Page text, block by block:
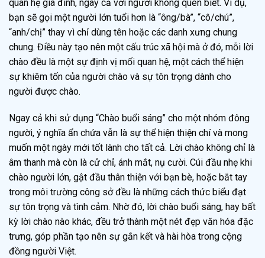
quan hệ gia đình, ngay cả với người không quen biết. Ví dụ,
bạn sẽ gọi một người lớn tuổi hơn là “ông/bà”, “cô/chú”,
“anh/chị” thay vì chỉ dùng tên hoặc các danh xưng chung
chung. Điều này tạo nên một cấu trúc xã hội mà ở đó, mỗi lời
chào đều là một sự định vị mối quan hệ, một cách thể hiện
sự khiêm tốn của người chào và sự tôn trọng dành cho
người được chào.
Ngay cả khi sử dụng “Chào buổi sáng” cho một nhóm đông
người, ý nghĩa ẩn chứa vẫn là sự thể hiện thiện chí và mong
muốn một ngày mới tốt lành cho tất cả. Lời chào không chỉ là
âm thanh mà còn là cử chỉ, ánh mắt, nụ cười. Cúi đầu nhẹ khi
chào người lớn, gật đầu thân thiện với bạn bè, hoặc bắt tay
trong môi trường công sở đều là những cách thức biểu đạt
sự tôn trọng và tình cảm. Nhờ đó, lời chào buổi sáng, hay bất
kỳ lời chào nào khác, đều trở thành một nét đẹp văn hóa đặc
trưng, góp phần tạo nên sự gắn kết và hài hòa trong cộng
đồng người Việt.